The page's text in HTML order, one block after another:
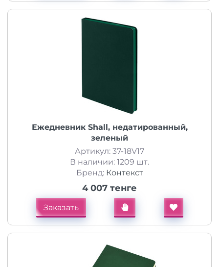
Ежедневник Shall, недатированный,
зеленый
Артикул: 37-18V17
В наличии: 1209 шт.
Бренд: Контекст
4 007 тенге
Заказать